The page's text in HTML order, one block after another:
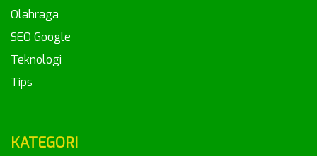
Olahraga
SEO Google
Teknologi
Tips
KATEGORI